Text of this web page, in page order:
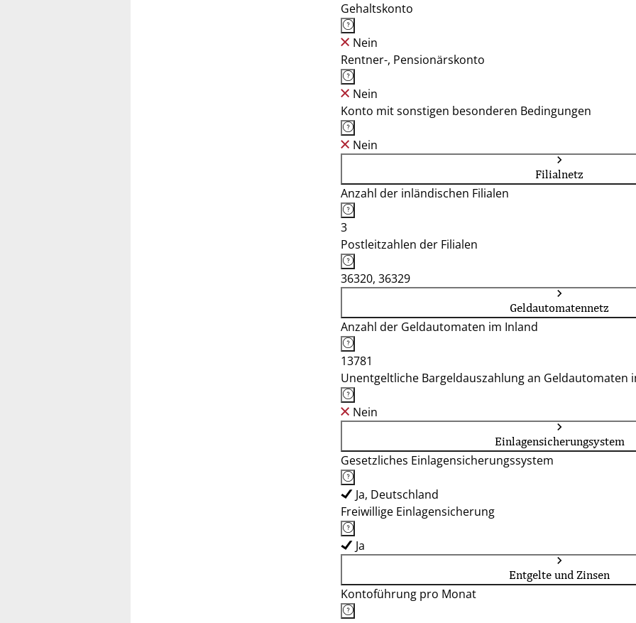
Gehaltskonto
Nein
Rentner-, Pensionärskonto
Nein
Konto mit sonstigen besonderen Bedingungen
Nein
Filialnetz
Anzahl der inländischen Filialen
3
Postleitzahlen der Filialen
36320, 36329
Geldautomatennetz
Anzahl der Geldautomaten im Inland
13781
Unentgeltliche Bargeldauszahlung an Geldautomaten
Nein
Einlagensicherungsystem
Gesetzliches Einlagensicherungssystem
Ja, Deutschland
Freiwillige Einlagensicherung
Ja
Entgelte und Zinsen
Kontoführung pro Monat